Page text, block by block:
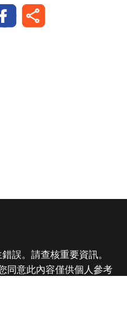
誤。請查核重要資訊。
同意此內容僅供個人參考